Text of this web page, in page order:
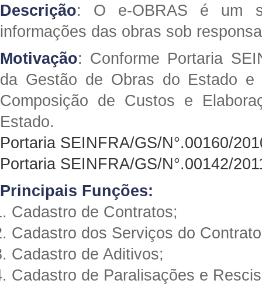
Descrição: O e-OBRAS é um
informações das obras sob
Motivação: Conforme Portaria
da Gestão de Obras do Estado e
Composição de Custos e
Estado.
Portaria SEINFRA/GS/N°.00160/
Portaria SEINFRA/GS/N°.00142/
Principais Funções:
Cadastro de Contratos;
Cadastro dos Serviços do
Cadastro de Aditivos;
Cadastro de Paralisações e